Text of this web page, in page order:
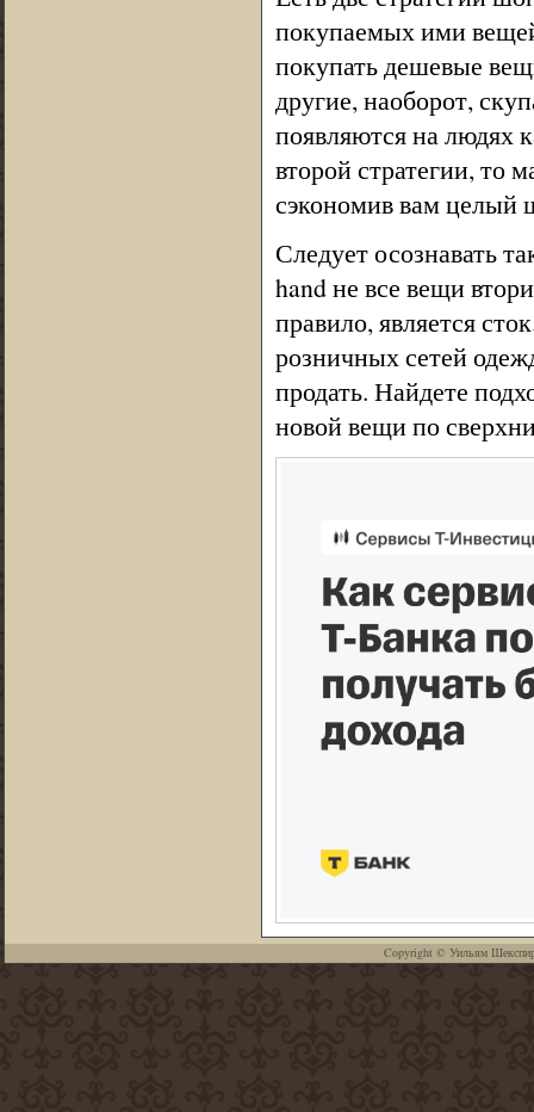
покупаемых ими
покупать дешевые
другие, наоборот,
появляются на людях
второй стратегии, то
сэкономив вам целый
Следует осознавать
hand не все вещи
правило, является
розничных сетей
продать. Найдете
новой вещи по
Copyright © Уильям